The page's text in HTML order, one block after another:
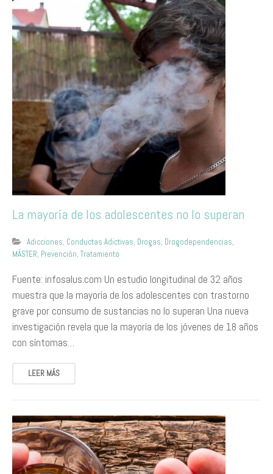
La mayoría de los adolescentes no lo superan
Adicciones, Conductas Adictivas, Drogas, Drogodependencias,
MÁSTER, Prevención, Tratamiento
Fuente: infosalus.com Un estudio longitudinal de 32 años
muestra que la mayoría de los adolescentes con trastorno
grave por consumo de sustancias no lo superan Una nueva
investigación revela que la mayoría de los jóvenes de 18 años
con síntomas…
LEER MÁS